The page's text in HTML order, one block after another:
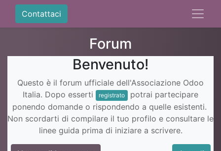
Contattaci
Forum
Benvenuto!
Questo è il forum ufficiale dell'Associazione Odoo
Italia. Dopo esserti
registrato
potrai partecipare
ponendo domande o rispondendo a quelle esistenti.
Non scordarti di compilare il tuo profilo e consultare le
linee guida prima di iniziare a scrivere.